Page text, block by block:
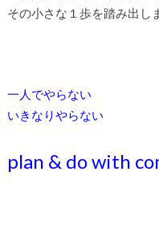
その小さな１歩を踏み出し
一人でやらない
いきなりやらない
plan & do with